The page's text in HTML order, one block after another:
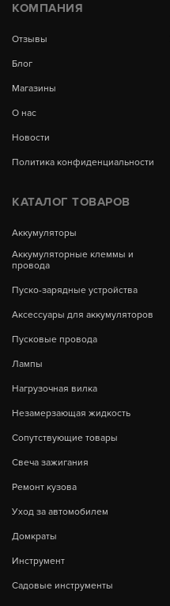
КОМПАНИЯ
Отзывы
Блог
Магазины
О нас
Новости
Политика конфиденциальности
КАТАЛОГ ТОВАРОВ
Аккумуляторы
Аккумуляторные клеммы и
провода
Пуско-зарядные устройства
Аксессуары для аккумуляторов
Пусковые провода
Лампы
Нагрузочная вилка
Незамерзающая жидкость
Сопутствующие товары
Свеча зажигания
Ремонт кузова
Уход за автомобилем
Домкраты
Инструмент
Садовые инструменты